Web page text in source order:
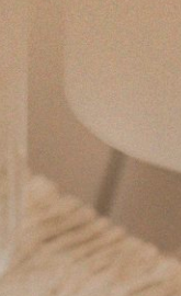
Bandeja Para